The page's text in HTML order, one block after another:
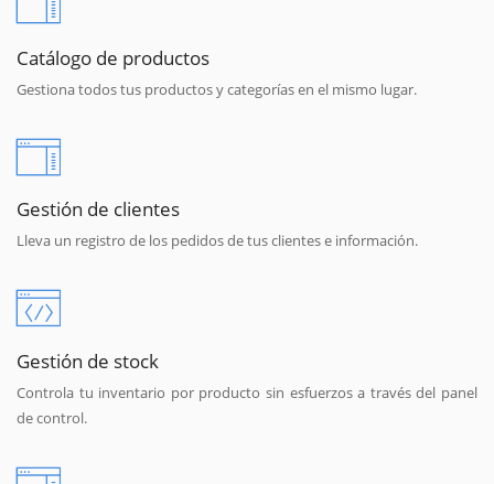
Catálogo de productos
Gestiona todos tus productos y categorías en el mismo lugar.
Gestión de clientes
Lleva un registro de los pedidos de tus clientes e información.
Gestión de stock
Controla tu inventario por producto sin esfuerzos a través del panel
de control.